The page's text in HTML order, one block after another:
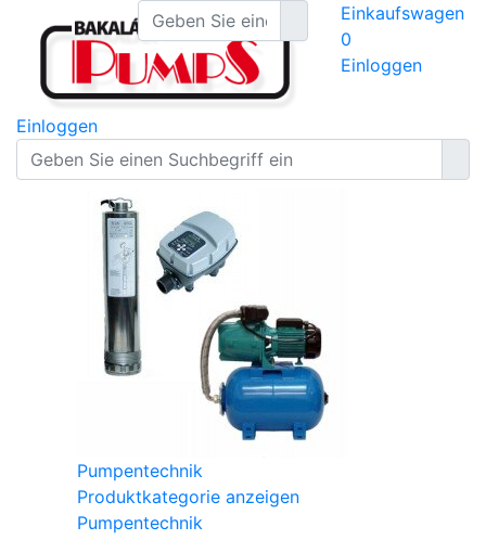
Einkaufswagen
0
Einloggen
Einloggen
Pumpentechnik
Produktkategorie anzeigen
Pumpentechnik